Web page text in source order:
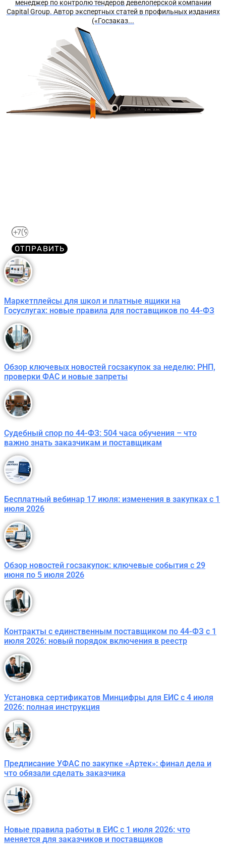
менеджер по контролю тендеров девелоперской компании
Capital Group. Автор экспертных статей в профильных изданиях
(«Госзаказ...
ОТПРАВИТЬ
Маркетплейсы для школ и платные ящики на
Госуслугах: новые правила для поставщиков по 44-ФЗ
Обзор ключевых новостей госзакупок за неделю: РНП,
проверки ФАС и новые запреты
Судебный спор по 44-ФЗ: 504 часа обучения – что
важно знать заказчикам и поставщикам
Бесплатный вебинар 17 июля: изменения в закупках с 1
июля 2026
Обзор новостей госзакупок: ключевые события с 29
июня по 5 июля 2026
Контракты с единственным поставщиком по 44-ФЗ с 1
июля 2026: новый порядок включения в реестр
Установка сертификатов Минцифры для ЕИС с 4 июля
2026: полная инструкция
Предписание УФАС по закупке «Артек»: финал дела и
что обязали сделать заказчика
Новые правила работы в ЕИС с 1 июля 2026: что
меняется для заказчиков и поставщиков